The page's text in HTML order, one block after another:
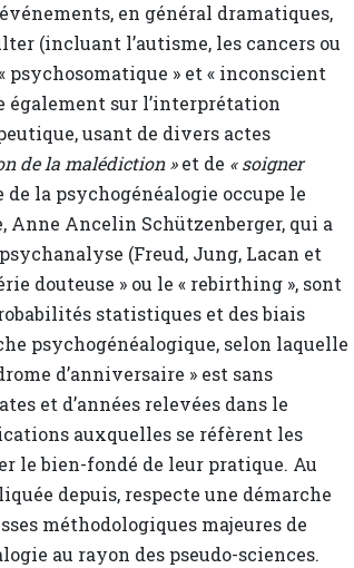
en général dramatiques,
(incluant l’autisme, les cancers ou
» et « inconscient
également sur l’interprétation
usant de divers actes
de la malédiction »et de « soigner
de la psychogénéalogie occupe le
Ancelin Schützenberger, qui a
(Freud, Jung, Lacan et
douteuse » ou le « rebirthing », sont
statistiques et des biais
psychogénéalogique, selon laquelle
d’anniversaire » est sans
et d’années relevées dans le
auxquelles se réfèrent les
le bien-fondé de leur pratique. Au
depuis, respecte une démarche
méthodologiques majeures de
au rayon des pseudo-sciences.